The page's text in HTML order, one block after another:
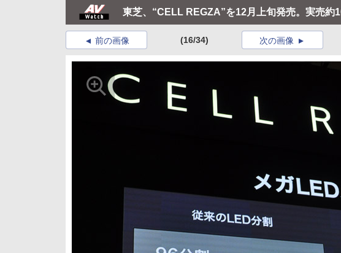
東芝、“CELL REGZA”を12月上旬発売。実売約
前の画像 (16/34) 次の画像